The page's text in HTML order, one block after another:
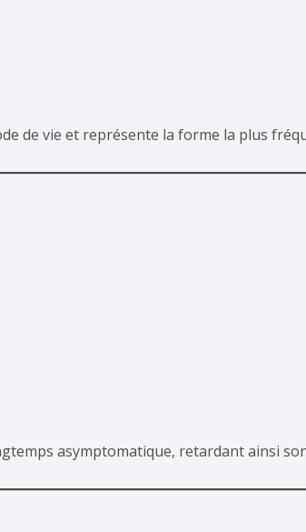
de vie et représente la forme la plus
asymptomatique, retardant ainsi